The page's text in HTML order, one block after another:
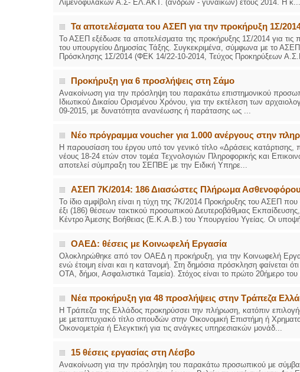
Λιμενοφυλάκων Α.Σ- ΕΛ.ΑΚΤ. (ανδρών - γυναικών) έτους 2014. Η κ...
Τα αποτελέσματα του ΑΣΕΠ για την προκήρυξη 1Σ/
Το ΑΣΕΠ εξέδωσε τα αποτελέσματα της προκήρυξης 1Σ/2014 για
του υπουργείου Δημοσίας Τάξης. Συγκεκριμένα, σύμφωνα με το
Πρόσκλησης 1Σ/2014 (ΦΕΚ 14/22-10-2014, Τεύχος Προκηρύξεων
Προκήρυξη για 6 προσλήψεις στη Σάμο
Ανακοίνωση για την πρόσληψη του παρακάτω επιστημονικού
Ιδιωτικού Δικαίου Ορισμένου Χρόνου, για την εκτέλεση των
09-2015, με δυνατότητα ανανέωσης ή παράτασης ως ...
Νέο πρόγραμμα voucher για 1.000 ανέργους στην
Η παρουσίαση του έργου υπό τον γενικό τίτλο «Δράσεις κατάρτισης,
νέους 18-24 ετών στον τομέα Τεχνολογιών Πληροφορικής και
αποτελεί σύμπραξη του ΣΕΠΒΕ με την Ειδική Υπηρε...
ΑΣΕΠ 7Κ/2014: 186 Διασώστες Πλήρωμα
Το ίδιο αμφίβολη είναι η τύχη της 7Κ/2014 Προκήρυξης του ΑΣΕΠ
έξι (186) θέσεων τακτικού προσωπικού Δευτεροβάθμιας
Κέντρο Άμεσης Βοήθειας (Ε.Κ.Α.Β.) του Υπουργείου Υγείας. Οι
ΟΑΕΔ: θέσεις με Κοινωφελή Εργασία
Ολοκληρώθηκε από τον ΟΑΕΔ η προκήρυξη, για την Κοινωφελή
ενώ έτοιμη είναι και η κατανομή. Στη δημόσια πρόσκληση φαίνεται
ΟΤΑ, δήμοι, Ασφαλιστικά Ταμεία). Στόχος είναι το πρώτο 20ήμερο του
Νέα προκήρυξη για 48 προσλήψεις στην Τράπεζα
Η Τράπεζα της Ελλάδος προκηρύσσει την πλήρωση, κατόπιν
με μεταπτυχιακό τίτλο σπουδών στην Οικονομική Επιστήμη ή
Οικονομετρία ή Ελεγκτική για τις ανάγκες υπηρεσιακών μονάδ...
15 θέσεις εργασίας στη Λέσβο
Ανακοίνωση για την πρόσληψη του παρακάτω προσωπικού με